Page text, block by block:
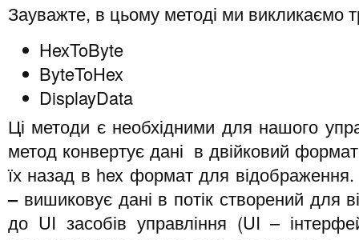
Зауважте, в цьому методі ми викликаємо
HexToByte
ByteToHex
DisplayData
Ці методи є необхідними для нашого
метод конвертує дані в двійковий
їх назад в hex формат для
– вишиковує дані в потік створений для
до UI засобів управління (UI –